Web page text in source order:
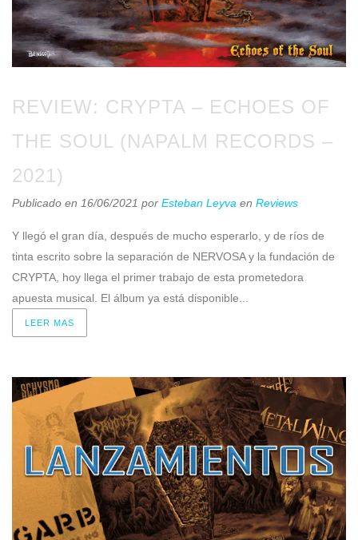
REVIEW: CRYPTA – ECHOES OF
THE SOUL (NAPALM RECORDS –
2021)
Publicado en 16/06/2021 por Esteban Leyva en Reviews
Y llegó el gran día, después de mucho esperarlo, y de ríos de
tinta escrito sobre la separación de NERVOSA y la fundación de
CRYPTA, hoy llega el primer trabajo de esta prometedora
apuesta musical. El álbum ya está disponible...
LEER MAS